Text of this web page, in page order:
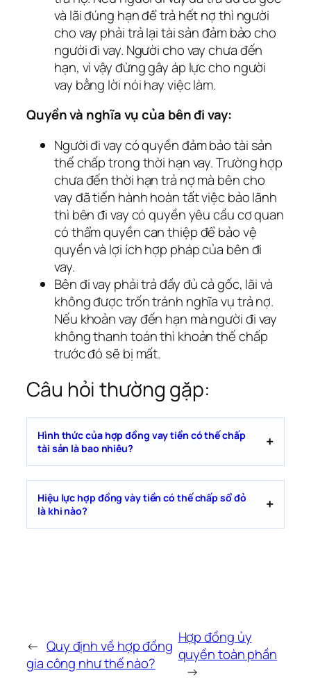
và lãi đúng hạn để trả hết nợ thì người
cho vay phải trả lại tài sản đảm bảo cho
người đi vay. Người cho vay chưa đến
hạn, vì vậy đừng gây áp lực cho người
vay bằng lời nói hay việc làm.
Quyền và nghĩa vụ của bên đi vay:
Người đi vay có quyền đảm bảo tài sản
thế chấp trong thời hạn vay. Trường hợp
chưa đến thời hạn trả nợ mà bên cho
vay đã tiến hành hoàn tất việc bảo lãnh
thì bên đi vay có quyền yêu cầu cơ quan
có thẩm quyền can thiệp để bảo vệ
quyền và lợi ích hợp pháp của bên đi
vay.
Bên đi vay phải trả đầy đủ cả gốc, lãi và
không được trốn tránh nghĩa vụ trả nợ.
Nếu khoản vay đến hạn mà người đi vay
không thanh toán thì khoản thế chấp
trước đó sẽ bị mất.
Câu hỏi thường gặp:
Hình thức của hợp đồng vay tiền có thế chấp
tài sản là bao nhiêu?
Hiệu lực hợp đồng vày tiền có thế chấp sổ đỏ
là khi nào?
← Quy định về hợp đồng
gia công như thế nào?
Hợp đồng ủy
quyền toàn phần
→